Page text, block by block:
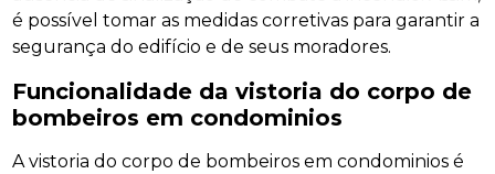
é possível tomar as medidas corretivas para garantir a
segurança do edifício e de seus moradores.
Funcionalidade da vistoria do corpo de
bombeiros em condominios
A vistoria do corpo de bombeiros em condominios é